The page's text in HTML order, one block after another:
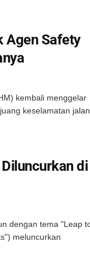
Agen Safety
kembali menggelar
keselamatan jalan
di
dengan tema "Leap
meluncurkan